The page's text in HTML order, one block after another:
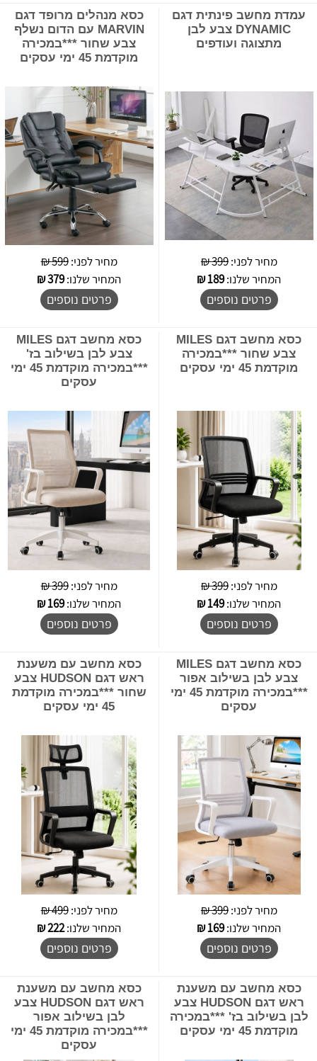
עמדת מחשב פינתית דגם
DYNAMIC צבע לבן
מתצוגה ועודפים
מחיר לפני:399 ₪
המחיר שלנו:189
₪
פרטים נוספים
כסא מנהלים מרופד דגם
MARVIN עם הדום נשלף
צבע שחור ***במכירה
מוקדמת 45 ימי עסקים
מחיר לפני:599 ₪
המחיר שלנו:379
₪
פרטים נוספים
כסא מחשב דגם MILES
צבע שחור ***במכירה
מוקדמת 45 ימי עסקים
מחיר לפני:399 ₪
המחיר שלנו:149
₪
פרטים נוספים
כסא מחשב דגם MILES
צבע לבן בשילוב בז'
***במכירה מוקדמת 45 ימי
עסקים
מחיר לפני:399 ₪
המחיר שלנו:169
₪
פרטים נוספים
כסא מחשב דגם MILES
צבע לבן בשילוב אפור
***במכירה מוקדמת 45 ימי
עסקים
מחיר לפני:399 ₪
המחיר שלנו:169
₪
פרטים נוספים
כסא מחשב עם משענת
ראש דגם HUDSON צבע
שחור ***במכירה מוקדמת
45 ימי עסקים
מחיר לפני:499 ₪
המחיר שלנו:222
₪
פרטים נוספים
כסא מחשב עם משענת
ראש דגם HUDSON צבע
לבן בשילוב בז' ***במכירה
מוקדמת 45 ימי עסקים
כסא מחשב עם משענת
ראש דגם HUDSON צבע
לבן בשילוב אפור
***במכירה מוקדמת 45 ימי
עסקים